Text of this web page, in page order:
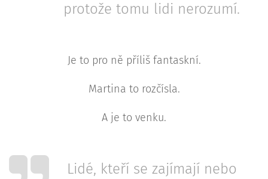
protože tomu lidi nerozumí.
Je to pro ně příliš fantaskní.
Martina to rozčísla.
A je to venku.
Lidé, kteří se zajímají nebo